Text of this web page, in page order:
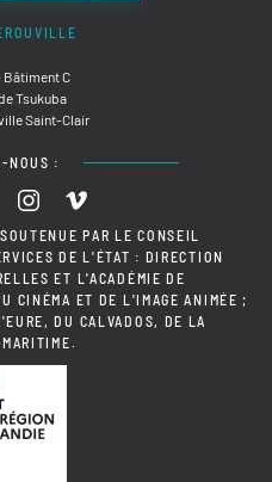
Bâtiment C
Tsukuba
Saint-Clair
NOUS :
PAR LE CONSEIL
DE L'ÉTAT : DIRECTION
ET L'ACADÉMIE DE
CINÉMA ET DE L'IMAGE ANIMÉE ;
DU CALVADOS, DE LA